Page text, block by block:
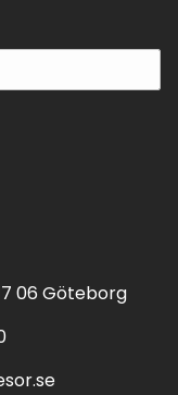
06 Göteborg